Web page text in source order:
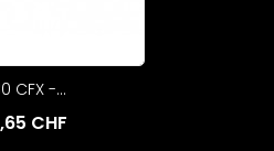
CFX -...
CHF